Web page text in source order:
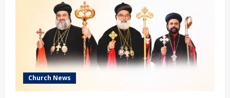
ക്യാമ്പ്
‘ടാബർനാക്കിൾ
2026’
Church News